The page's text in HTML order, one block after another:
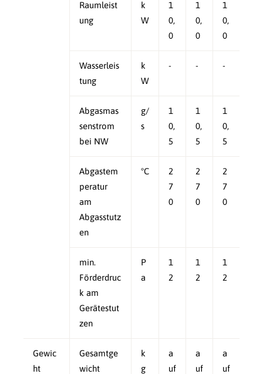
Raumleist
ung
k
W
1
0,
0
1
0,
0
1
0,
0
Wasserleis
tung
k
W
- - -
Abgasmas
senstrom
bei NW
g/
s
1
0,
5
1
0,
5
1
0,
5
Abgastem
peratur
am
Abgasstutz
en
°C
2
7
0
2
7
0
2
7
0
min.
Förderdruc
k am
Gerätestut
zen
P
a
1
2
1
2
1
2
Gewic
ht
Gesamtge
wicht
k
g
a
uf
a
uf
a
uf